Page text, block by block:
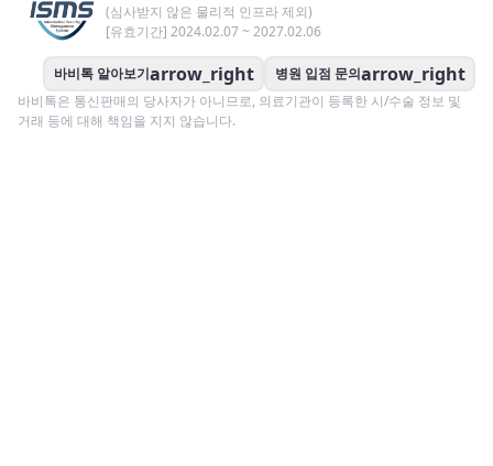
(심사받지 않은 물리적 인프라 제외)
[유효기간] 2024.02.07 ~ 2027.02.06
바비톡 알아보기arrow_right 병원 입점 문의arrow_right
바비톡은 통신판매의 당사자가 아니므로, 의료기관이 등록한 시/수술 정보 및
거래 등에 대해 책임을 지지 않습니다.